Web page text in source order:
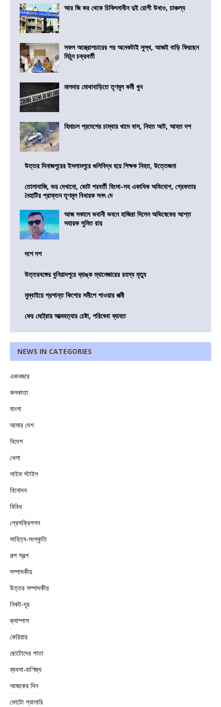
আর জি কর থেকে চিকিৎসাধীন দুই রোগী উধাও, চাঞ্চল্য
সফল অস্ত্রোপচারের পর অনেকটাই সুস্থ, আজই বাড়ি ফিরছেন
মিঠুন চক্রবর্তী
মালদার মোথাবাড়িতে তৃণমূল কর্মী খুন
হিমাচল প্রদেশের চাম্বায় খাদে বাস, নিহত আট, আহত দশ
উত্তর দিনাজপুরের ইসলামপুরে গুলিবিদ্ধ হয়ে শিক্ষক নিহত, উত্তেজনা
তোলাবাজি, ভয় দেখানো, ভোট পরবর্তী হিংসা-সহ একাধিক অভিযোগ, গ্রেফতার
নৈহাটির প্রাক্তন তৃণমূল বিধায়ক সনৎ দে
আজ সকালে ভবানী ভবনে হাজিরা দিলেন অভিষেকের আপ্ত
সহায়ক সুমিত রায়
দশে দশ
উত্তরবঙ্গের বুনিয়াদপুরে ব্যাঙ্ক ম্যানেজারের রহস্য মৃত্যু
মুম্বাইয়ে প্রশান্ত কিশোর সমীপে পাওয়ার পত্মী
ফের মেট্রোয় আত্মহত্যার চেষ্টা, পরিষেবা ব্যাহত
NEWS IN CATEGORIES
একনজরে
কলকাতা
বাংলা
আমার দেশ
বিদেশ
খেলা
লাইফ স্টাইল
বিনোদন
বিবিধ
প্রেসক্রিপশন
সাহিত্য-সংস্কৃতি
গল্প স্বল্প
সম্পাদকীয়
উত্তর সম্পাদকীয়
নিকট-দূর
ক্যাম্পাস
কেরিয়ার
ছোটোদের পাতা
ব্যবসা-বাণিজ্য
আজকের দিন
ফোটো গ্যালারি